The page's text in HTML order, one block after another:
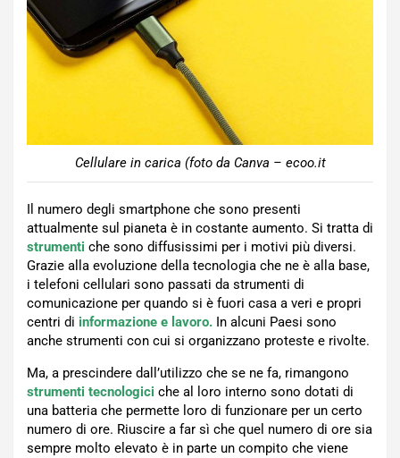
Cellulare in carica (foto da Canva – ecoo.it
Il numero degli smartphone che sono presenti
attualmente sul pianeta è in costante aumento. Si tratta di
strumenti che sono diffusissimi per i motivi più diversi.
Grazie alla evoluzione della tecnologia che ne è alla base,
i telefoni cellulari sono passati da strumenti di
comunicazione per quando si è fuori casa a veri e propri
centri di informazione e lavoro. In alcuni Paesi sono
anche strumenti con cui si organizzano proteste e rivolte.
Ma, a prescindere dall’utilizzo che se ne fa, rimangono
strumenti tecnologici che al loro interno sono dotati di
una batteria che permette loro di funzionare per un certo
numero di ore. Riuscire a far sì che quel numero di ore sia
sempre molto elevato è in parte un compito che viene